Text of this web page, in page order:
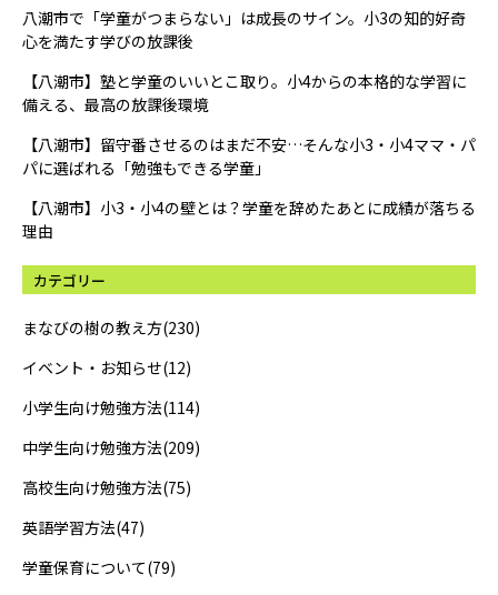
八潮市で「学童がつまらない」は成長のサイン。小3の知的好奇
心を満たす学びの放課後
【八潮市】塾と学童のいいとこ取り。小4からの本格的な学習に
備える、最高の放課後環境
【八潮市】留守番させるのはまだ不安…そんな小3・小4ママ・パ
パに選ばれる「勉強もできる学童」
【八潮市】小3・小4の壁とは？学童を辞めたあとに成績が落ちる
理由
カテゴリー
まなびの樹の教え方(230)
イベント・お知らせ(12)
小学生向け勉強方法(114)
中学生向け勉強方法(209)
高校生向け勉強方法(75)
英語学習方法(47)
学童保育について(79)